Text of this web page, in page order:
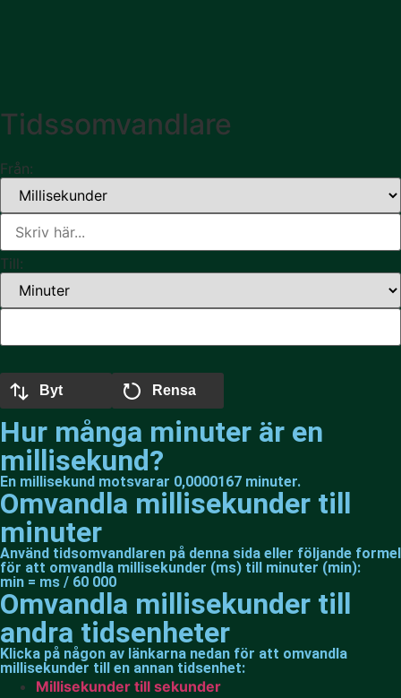
Tidssomvandlare
Från:
Till:
Byt Rensa
Hur många minuter är en
millisekund?
En millisekund motsvarar 0,0000167 minuter.
Omvandla millisekunder till
minuter
Använd tidsomvandlaren på denna sida eller följande formel
för att omvandla millisekunder (ms) till minuter (min):
min = ms / 60 000
Omvandla millisekunder till
andra tidsenheter
Klicka på någon av länkarna nedan för att omvandla
millisekunder till en annan tidsenhet:
Millisekunder till sekunder